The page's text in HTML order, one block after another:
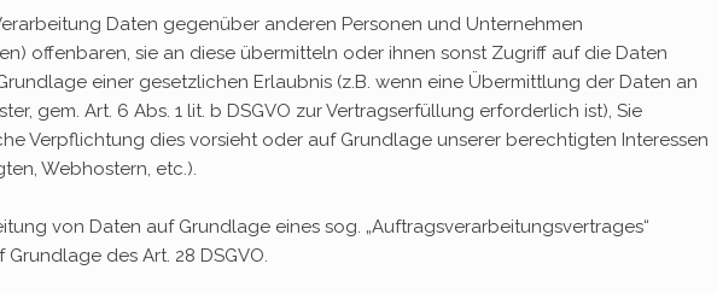
Daten gegenüber anderen Personen und Unternehmen
offenbaren, sie an diese übermitteln oder ihnen sonst Zugriff auf die Daten
einer gesetzlichen Erlaubnis (z.B. wenn eine Übermittlung der Daten an
gem. Art. 6 Abs. 1 lit. b DSGVO zur Vertragserfüllung erforderlich ist), Sie
Verpflichtung dies vorsieht oder auf Grundlage unserer berechtigten Interessen
Webhostern, etc.).
von Daten auf Grundlage eines sog. „Auftragsverarbeitungsvertrages“
des Art. 28 DSGVO.